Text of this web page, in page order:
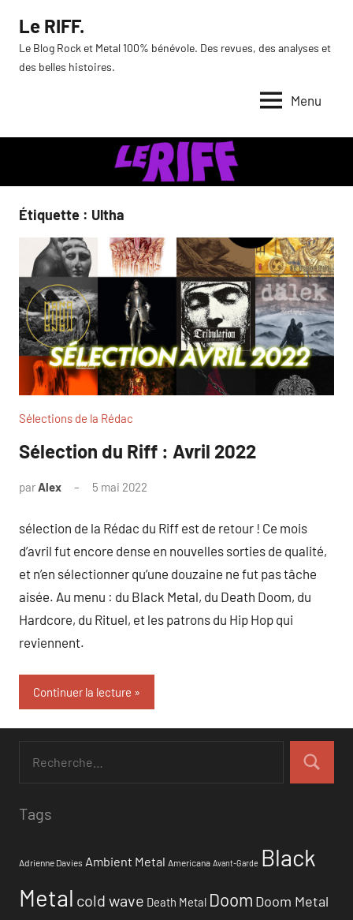
contenu
Le RIFF.
Le Blog Rock et Metal 100% bénévole. Des revues, des analyses et
des belles histoires.
Menu
Étiquette : Ultha
Sélections de la Rédac
Sélection du Riff : Avril 2022
parAlex 5 mai 2022
sélection de la Rédac du Riff est de retour ! Ce mois
d’avril fut encore dense en nouvelles sorties de qualité,
et n’en sélectionner qu’une douzaine ne fut pas tâche
aisée. Au menu : du Black Metal, du Death Doom, du
Hardcore, du Rituel, et les patrons du Hip Hop qui
reviennent.
Continuer la lecture
Tags
Adrienne Davies Ambient Metal Americana Avant-Garde Black
Metal cold wave Death Metal Doom Doom Metal